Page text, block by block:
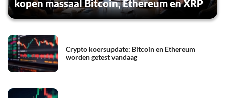
kopen massaal Bitcoin, Ethereum en XRP
Crypto koersupdate: Bitcoin en Ethereum
worden getest vandaag